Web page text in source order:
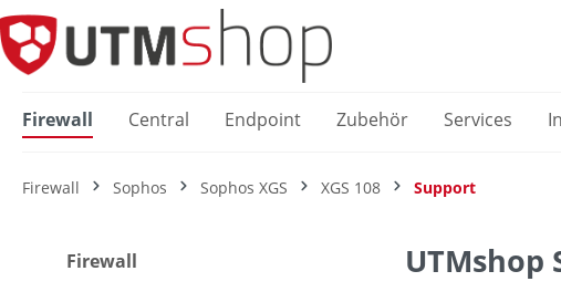
Zur Hauptnavigation springen
Firewall Central Endpoint Zubehör Services
Firewall Sophos Sophos XGS XGS 108 Support
Firewall UTMshop